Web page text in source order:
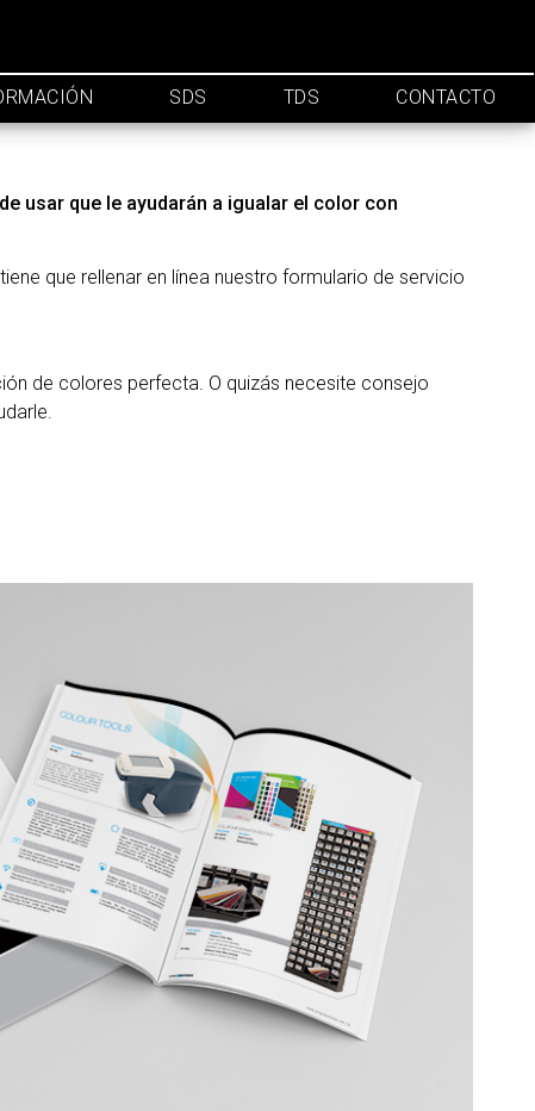
CONTACTO
TDS
SDS
usar que le ayudarán a igualar el color con
que rellenar en línea nuestro formulario de servicio
de colores perfecta. O quizás necesite consejo